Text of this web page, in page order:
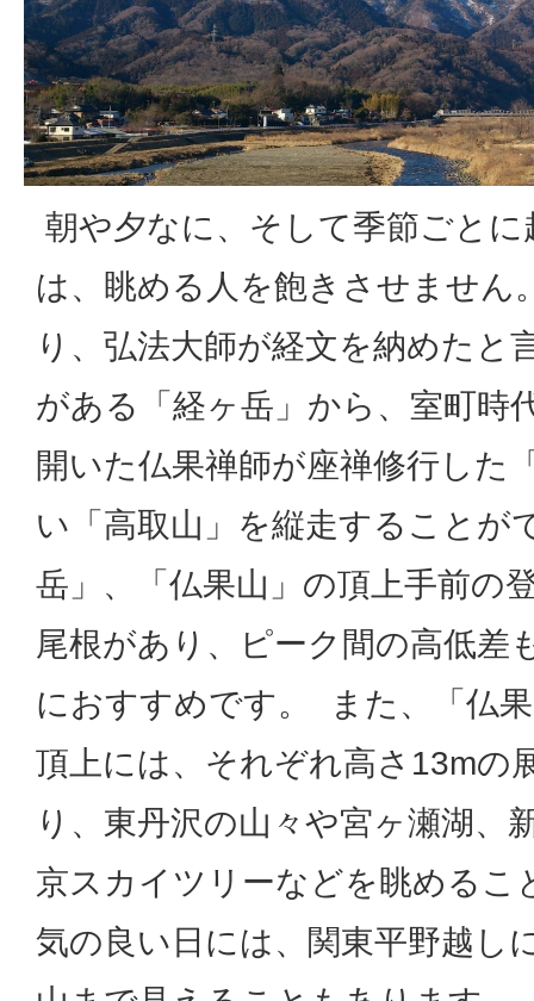
朝や夕なに、そして季節ごと
は、眺める人を飽きさせません
り、弘法大師が経文を納めたと
がある「経ヶ岳」から、室町時
開いた仏果禅師が座禅修行した
い「高取山」を縦走することが
岳」、「仏果山」の頂上手前の
尾根があり、ピーク間の高低差
におすすめです。 また、「仏
頂上には、それぞれ高さ13mの
り、東丹沢の山々や宮ヶ瀬湖、
京スカイツリーなどを眺めるこ
気の良い日には、関東平野越し